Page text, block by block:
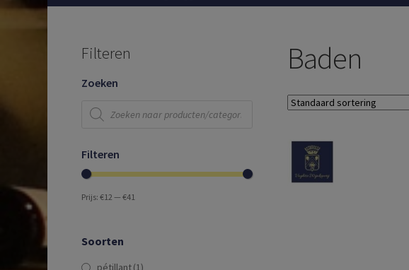
Baden
Filteren
Zoeken
Producten
zoeken
Filteren
Prijs:€12 —€41
Soorten